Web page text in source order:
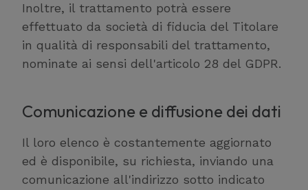
Inoltre, il trattamento potrà essere
effettuato da società di fiducia del Titolare
in qualità di responsabili del trattamento,
nominate ai sensi dell'articolo 28 del GDPR.
Comunicazione e diffusione dei dati
Il loro elenco è costantemente aggiornato
ed è disponibile, su richiesta, inviando una
comunicazione all'indirizzo sotto indicato